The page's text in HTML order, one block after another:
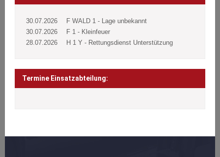
30.07.2026
F WALD 1 - Lage unbekannt
30.07.2026
F 1 - Kleinfeuer
28.07.2026
H 1 Y - Rettungsdienst Unterstützung
Termine Einsatzabteilung: